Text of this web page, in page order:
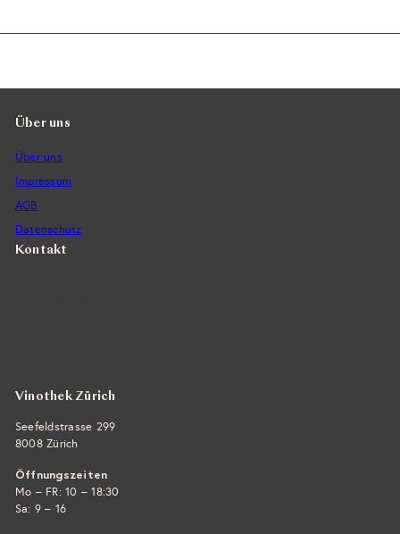
Über uns
Über uns
Impressum
AGB
Datenschutz
Kontakt
Vinothek Zürich
Seefeldstrasse 299
8008 Zürich
Öffnungszeiten
Mo – FR: 10 – 18:30
Sa: 9 – 16